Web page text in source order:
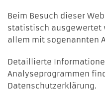
Beim Besuch dieser
statistisch ausgewertet
allem mit sogenannten
Detaillierte
Analyseprogrammen
Datenschutzerklärung.